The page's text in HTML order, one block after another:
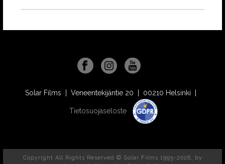
Solar Films | Veneentekijäntie 20 | 00210 Helsinki |
Tietosuojaseloste
Copyright All Rights Reserved © Solar Films 1995-2026, by